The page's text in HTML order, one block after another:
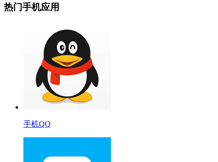
热门手机应用
手机QQ